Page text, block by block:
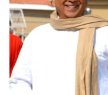
LATEST VIDEOS